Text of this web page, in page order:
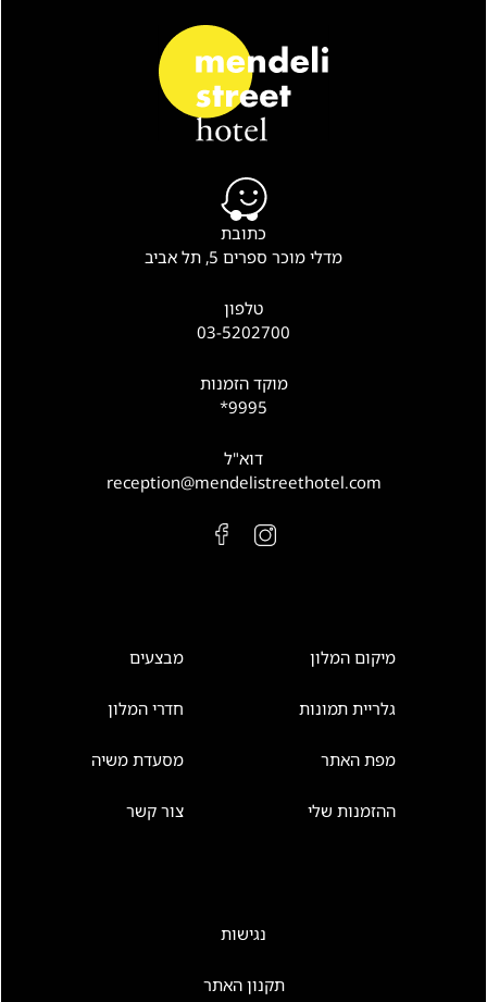
כתובת
מדלי מוכר ספרים 5, תל אביב
טלפון
03-5202700
מוקד הזמנות
9995*
דוא"ל
reception@mendelistreethotel.com
מיקום המלון
גלריית תמונות
מפת האתר
ההזמנות שלי
מבצעים
חדרי המלון
מסעדת משיה
צור קשר
נגישות
תקנון האתר